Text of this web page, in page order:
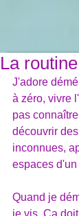
La routine
J'adore
à zéro, vivre
pas
découvrir
inconnues,
espaces
Quand je
je vis. Ça